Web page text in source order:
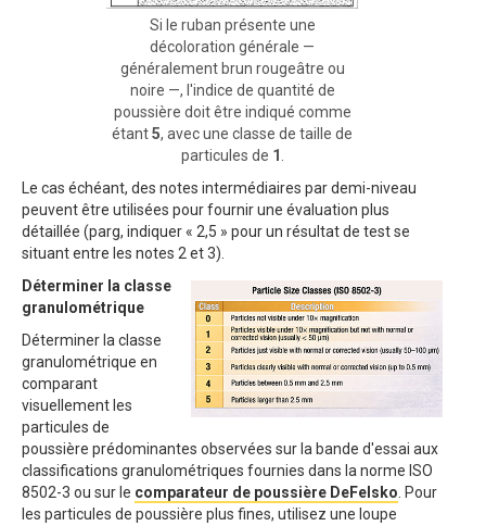
Si le ruban présente une
décoloration générale —
généralement brun rougeâtre ou
noire —, l'indice de quantité de
poussière doit être indiqué comme
étant5, avec une classe de taille de
particules de 1
Le cas échéant, des notes intermédiaires par demi-niveau
peuvent être utilisées pour fournir une évaluation plus
détaillée (parg, indiquer « 2,5 » pour un résultat de test se
situant entre les notes 2 et 3).
Déterminer la classe
granulométrique
Déterminer la classe
granulométrique en
comparant
visuellement les
particules de
poussière prédominantes observées sur la bande d'essai aux
classifications granulométriques fournies dans la norme ISO
8502-3 ou sur le comparateur de poussière DeFelsko . Pour
les particules de poussière plus fines, utilisez une loupe